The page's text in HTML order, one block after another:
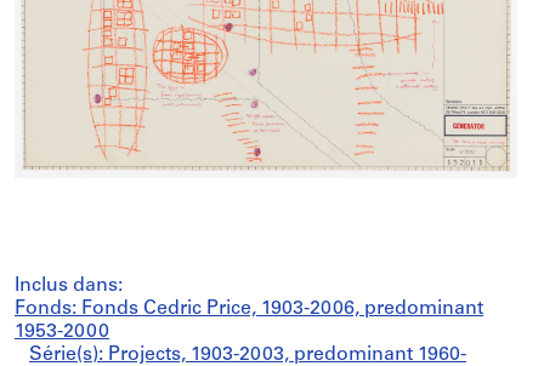
Inclus dans:
Fonds: Fonds Cedric Price, 1903-2006, predominant
1953-2000
Série(s): Projects, 1903-2003, predominant 1960-